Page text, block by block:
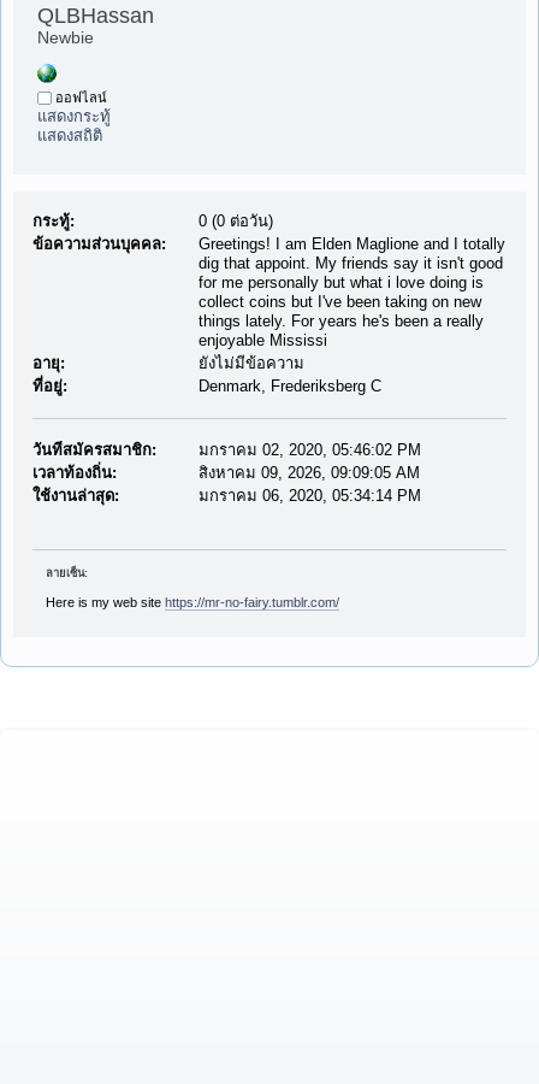
QLBHassan
Newbie
ออฟไลน์
แสดงกระทู้
แสดงสถิติ
กระทู้:
0 (0 ต่อวัน)
ข้อความส่วนบุคคล:
Greetings! I am Elden Maglione and I totally
dig that appoint. My friends say it isn't good
for me personally but what i love doing is
collect coins but I've been taking on new
things lately. For years he's been a really
enjoyable Mississi
อายุ:
ยังไม่มีข้อความ
ที่อยู่:
Denmark, Frederiksberg C
วันที่สมัครสมาชิก:
มกราคม 02, 2020, 05:46:02 PM
เวลาท้องถิ่น:
สิงหาคม 09, 2026, 09:09:05 AM
ใช้งานล่าสุด:
มกราคม 06, 2020, 05:34:14 PM
ลายเซ็น:
Here is my web site https://mr-no-fairy.tumblr.com/